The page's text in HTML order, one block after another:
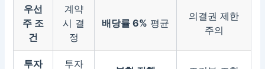
우선
주 조
건
계약
시 결
정
배당률 6% 평균
의결권 제한
주의
투자
투자